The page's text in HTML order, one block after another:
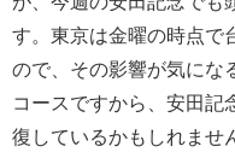
す。東京は金曜の時点で
ので、その影響が気にな
コースですから、安田記
復しているかもしれませ